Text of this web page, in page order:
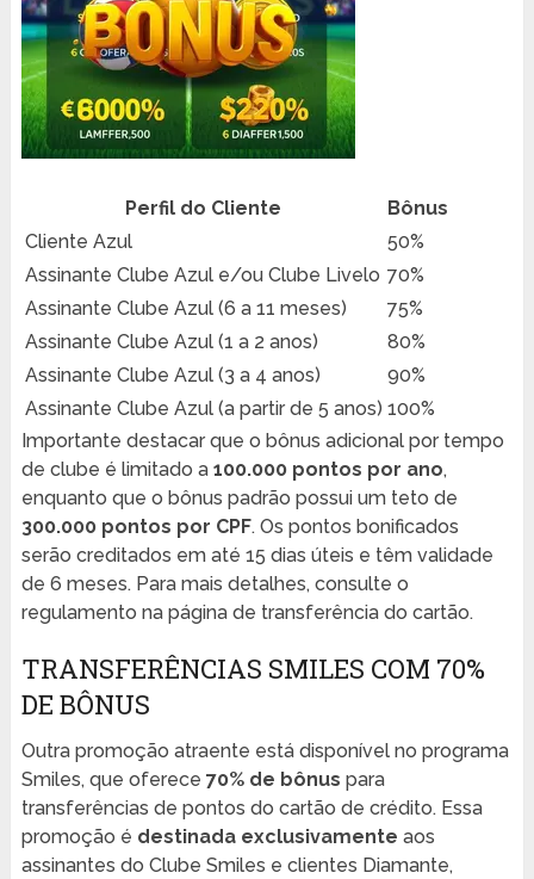
Perfil do Cliente
Bônus
Cliente Azul
50%
Assinante Clube Azul e/ou Clube Livelo 70%
Assinante Clube Azul (6 a 11 meses)
75%
Assinante Clube Azul (1 a 2 anos)
80%
Assinante Clube Azul (3 a 4 anos)
90%
Assinante Clube Azul (a partir de 5 anos) 100%
Importante destacar que o bônus adicional por tempo
de clube é limitado a 100.000 pontos por ano,
enquanto que o bônus padrão possui um teto de
300.000 pontos por CPF. Os pontos bonificados
serão creditados em até 15 dias úteis e têm validade
de 6 meses. Para mais detalhes, consulte o
regulamento na página de transferência do cartão.
TRANSFERÊNCIAS SMILES COM 70%
DE BÔNUS
Outra promoção atraente está disponível no programa
Smiles, que oferece 70% de bônus para
transferências de pontos do cartão de crédito. Essa
promoção é destinada exclusivamente aos
assinantes do Clube Smiles e clientes Diamante,